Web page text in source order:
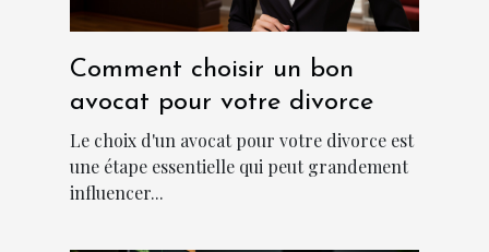
Comment choisir un bon
avocat pour votre divorce
Le choix d'un avocat pour votre divorce est
une étape essentielle qui peut grandement
influencer...